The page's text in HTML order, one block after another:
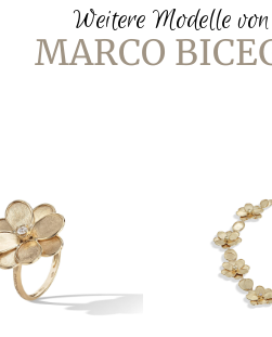
Weitere Modelle von
MARCO